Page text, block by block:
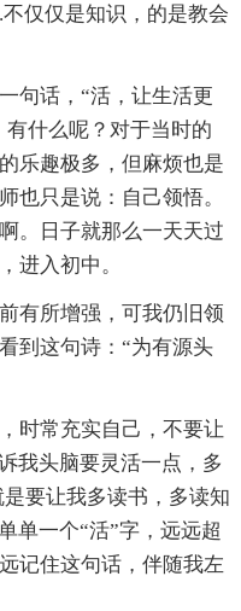
仅仅是知识，的是教会
句话，“活，让生活更
有什么呢？对于当时的
乐趣极多，但麻烦也是
也只是说：自己领悟。
。日子就那么一天天过
进入初中。
有所增强，可我仍旧领
到这句诗：“为有源头
时常充实自己，不要让
我头脑要灵活一点，多
要让我多读书，多读知
单一个“活”字，远远超
记住这句话，伴随我左